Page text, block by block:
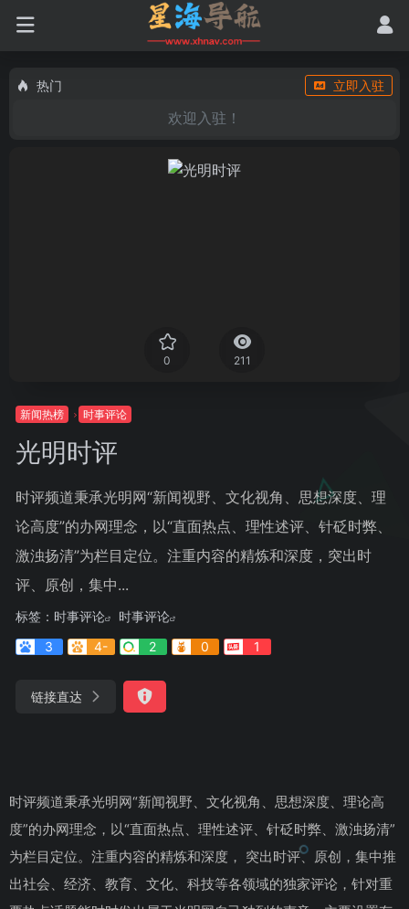
热门 立即入驻
欢迎入驻！
0 211
新闻热榜 时事评论
光明时评
时评频道秉承光明网“新闻视野、文化视角、思想深度、理
论高度”的办网理念，以“直面热点、理性述评、针砭时弊、
激浊扬清”为栏目定位。注重内容的精炼和深度，突出时
评、原创，集中...
标签： 时事评论
时事评论
3
4- 2 0 1
链接直达
时评频道秉承光明网“新闻视野、文化视角、思想深度、理论高
度”的办网理念，以“直面热点、理性述评、针砭时弊、激浊扬清”
为栏目定位。注重内容的精炼和深度， 突出时评、原创，集中推
出社会、经济、教育、文化、科技等各领域的独家评论，针对重